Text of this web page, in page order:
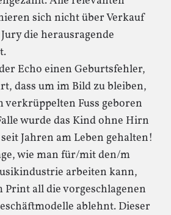
sich nicht über Verkauf
die herausragende
Echo einen Geburtsfehler,
dass um im Bild zu bleiben,
verkrüppelten Fuss geboren
wurde das Kind ohne Hirn
Jahren am Leben gehalten!
wie man für/mit den/m
arbeiten kann,
all die vorgeschlagenen
ablehnt. Dieser